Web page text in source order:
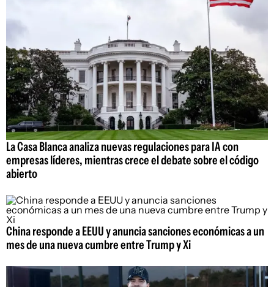
La Casa Blanca analiza nuevas regulaciones para IA con
empresas líderes, mientras crece el debate sobre el código
abierto
China responde a EEUU y anuncia sanciones económicas a un
mes de una nueva cumbre entre Trump y Xi